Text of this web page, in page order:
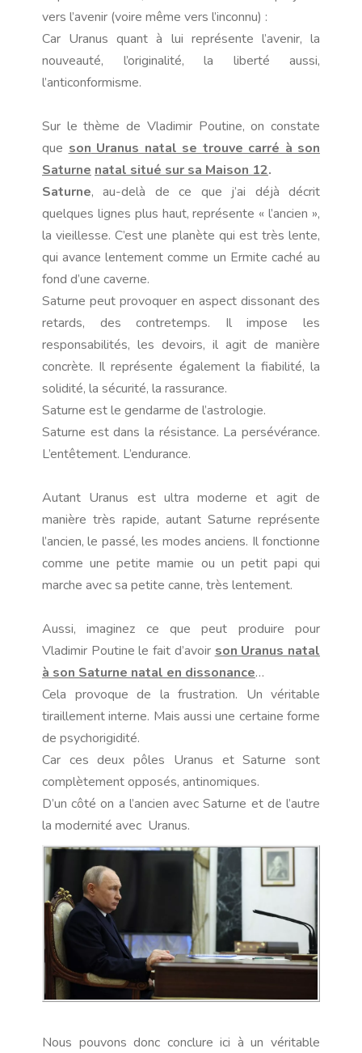
vers l’avenir (voire même vers l’inconnu) :
Car Uranus quant à lui représente l’avenir, la
nouveauté, l’originalité, la liberté aussi,
l’anticonformisme.
Sur le thème de Vladimir Poutine, on constate
queson Uranus natal se trouve carré à son
Saturnenatal situé sur sa Maison 12.
Saturne, au-delà de ce que j’ai déjà décrit
quelques lignes plus haut, représente « l’ancien »,
la vieillesse. C’est une planète qui est très lente,
qui avance lentement comme un Ermite caché au
fond d’une caverne.
Saturne peut provoquer en aspect dissonant des
retards, des contretemps. Il impose les
responsabilités, les devoirs, il agit de manière
concrète. Il représente également la fiabilité, la
solidité, la sécurité, la rassurance.
Saturne est le gendarme de l’astrologie.
Saturne est dans la résistance. La persévérance.
L’entêtement. L’endurance.
Autant Uranus est ultra moderne et agit de
manière très rapide, autant Saturne représente
l’ancien, le passé, les modes anciens. Il fonctionne
comme une petite mamie ou un petit papi qui
marche avec sa petite canne, très lentement.
Aussi, imaginez ce que peut produire pour
Vladimir Poutine le fait d’avoirson Uranus natal
à son Saturne natal en dissonance…
Cela provoque de la frustration. Un véritable
tiraillement interne. Mais aussi une certaine forme
de psychorigidité.
Car ces deux pôles Uranus et Saturne sont
complètement opposés, antinomiques.
D’un côté on a l’ancien avec Saturne et de l’autre
la modernité avec Uranus.
Nous pouvons donc conclure ici à un véritable